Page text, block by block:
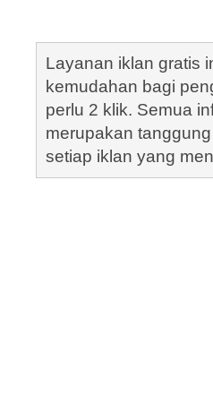
Layanan iklan gratis
kemudahan bagi
perlu 2 klik. Semua
merupakan
setiap iklan yang